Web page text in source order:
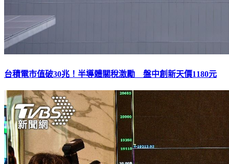
台積電市值破30兆！半導體關稅激勵 盤中創新天價1180元